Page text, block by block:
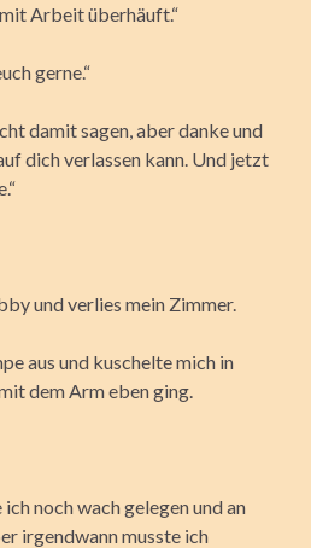
Arbeit überhäuft.“
gerne.“
damit sagen, aber danke und
dich verlassen kann. Und jetzt
und verlies mein Zimmer.
aus und kuschelte mich in
dem Arm eben ging.
noch wach gelegen und an
irgendwann musste ich